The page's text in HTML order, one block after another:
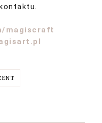
magiscraft